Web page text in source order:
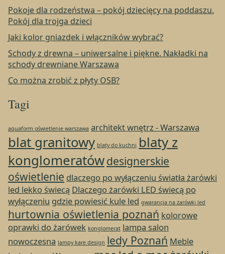
Pokoje dla rodzeństwa – pokój dziecięcy na poddaszu.
Pokój dla trojga dzieci
Jaki kolor gniazdek i włączników wybrać?
Schody z drewna – uniwersalne i piękne. Nakładki na
schody drewniane Warszawa
Co można zrobić z płyty OSB?
Tagi
aquaform oświetlenie warszawa architekt wnętrz - Warszawa
blat granitowy blaty do kuchni blaty z
konglomeratówdesignerskie
oświetlenie dlaczego po wyłączeniu światła żarówki
led lekko świecą Dlaczego żarówki LED świecą po
wyłączeniu gdzie powiesić kule led gwarancja na żarówki led
hurtownia oświetlenia poznań kolorowe
oprawki do żarówek konglomerat lampa salon
nowoczesna lampy kare design ledy Poznań Meble